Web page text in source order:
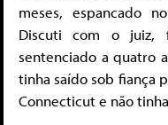
meses, espancado
Discuti com o juiz,
sentenciado a quatro
tinha saído sob fiança
Connecticut e não